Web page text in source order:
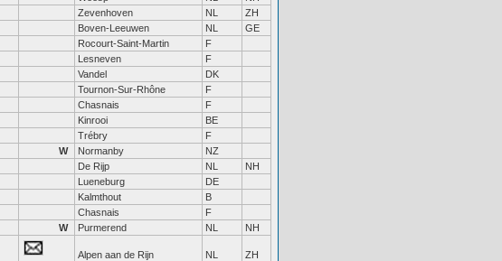
Zevenhoven NL
ZH
Boven-Leeuwen NL
GE
Rocourt-Saint-Martin
F
Lesneven
F
Vandel
DK
Tournon-Sur-Rhône
F
Chasnais
F
Kinrooi
BE
Trébry
F
W Normanby
NZ
De Rijp NL
NH
Lueneburg
DE
Kalmthout
B
Chasnais
F
W Purmerend NL NH
Alpen aan de Rijn NL
ZH